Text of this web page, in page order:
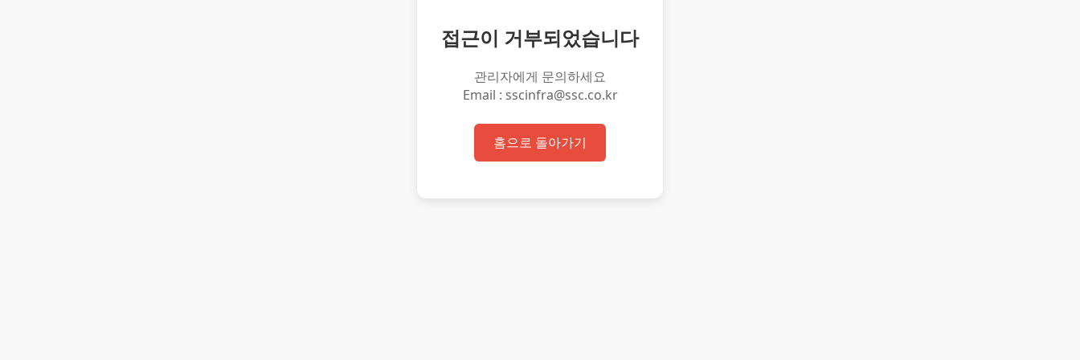
접근이 거부되었습니다
관리자에게 문의하세요
Email : sscinfra@ssc.co.kr
홈으로 돌아가기